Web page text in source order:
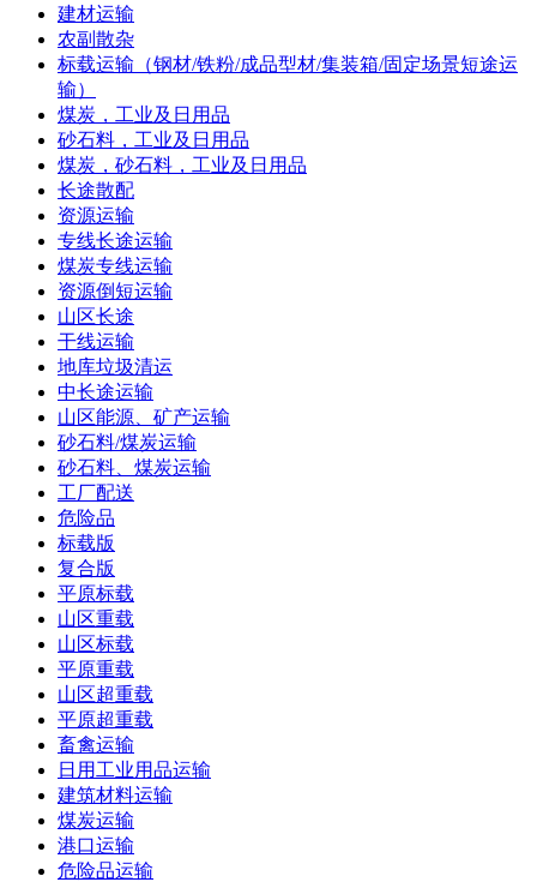
建材运输
农副散杂
标载运输（钢材/铁粉/成品型材/集装箱/固定场景短途运
输）
煤炭，工业及日用品
砂石料，工业及日用品
煤炭，砂石料，工业及日用品
长途散配
资源运输
专线长途运输
煤炭专线运输
资源倒短运输
山区长途
干线运输
地库垃圾清运
中长途运输
山区能源、矿产运输
砂石料/煤炭运输
砂石料、煤炭运输
工厂配送
危险品
标载版
复合版
平原标载
山区重载
山区标载
平原重载
山区超重载
平原超重载
畜禽运输
日用工业用品运输
建筑材料运输
煤炭运输
港口运输
危险品运输